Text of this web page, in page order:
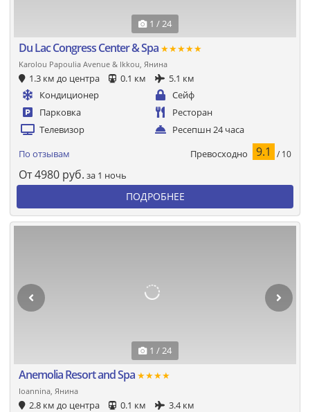
1 / 24
Du Lac Congress Center & Spa ★★★★★
Karolou Papoulia Avenue & Ikkou, Янина
1.3 км до центра 0.1 км
5.1 км
Кондиционер
Сейф
Парковка
Ресторан
Телевизор
Ресепшн 24 часа
По отзывам Превосходно 9.1 / 10
От4980 руб. за 1 ночь
ПОДРОБНЕЕ
1 / 24
Anemolia Resort and Spa ★★★★
Ioannina, Янина
2.8 км до центра 0.1 км
3.4 км